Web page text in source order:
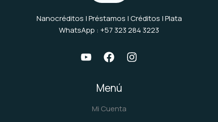
Nanocréditos | Préstamos | Créditos | Plata
WhatsApp : +57 323 284 3223
Menú
Mi Cuenta